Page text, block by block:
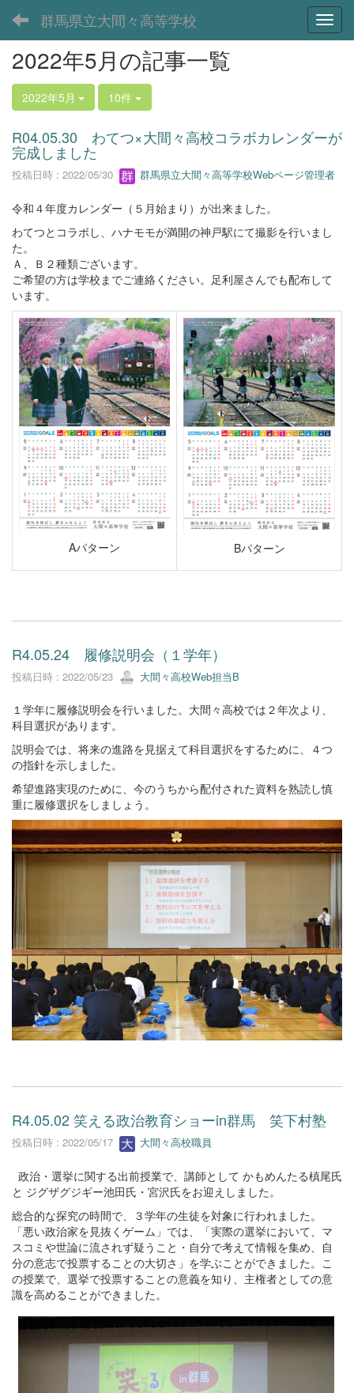
群馬県立大間々高等学校
2022年5月の記事一覧
2022年5月 10件
R04.05.30 わてつ×大間々高校コラボカレンダーが
完成しました
投稿日時 : 2022/05/30 群馬県立大間々高等学校Webページ管理者
令和４年度カレンダー（５月始まり）が出来ました。
わてつとコラボし、ハナモモが満開の神戸駅にて撮影を行いまし
た。
Ａ、Ｂ２種類ございます。
ご希望の方は学校までご連絡ください。足利屋さんでも配布して
います。
Aパターン Bパターン
R4.05.24 履修説明会（１学年）
投稿日時 : 2022/05/23 大間々高校Web担当B
１学年に履修説明会を行いました。大間々高校では２年次より、
科目選択があります。
説明会では、将来の進路を見据えて科目選択をするために、４つ
の指針を示しました。
希望進路実現のために、今のうちから配付された資料を熟読し慎
重に履修選択をしましょう。
R4.05.02 笑える政治教育ショーin群馬 笑下村塾
投稿日時 : 2022/05/17 大間々高校職員
政治・選挙に関する出前授業で、講師として かもめんたる槙尾氏
と ジグザグジギー池田氏・宮沢氏をお迎えしました。
総合的な探究の時間で、３学年の生徒を対象に行われました。
「悪い政治家を見抜くゲーム」では、「実際の選挙において、マ
スコミや世論に流されず疑うこと・自分で考えて情報を集め、自
分の意志で投票することの大切さ」を学ぶことができました。こ
の授業で、選挙で投票することの意義を知り、主権者としての意
識を高めることができました。